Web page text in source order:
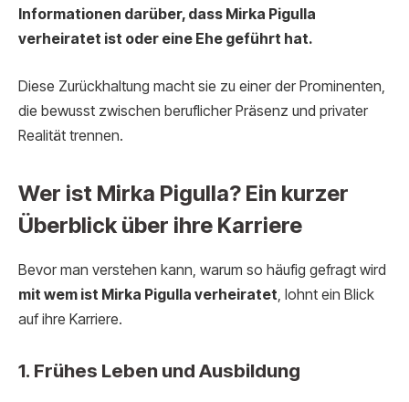
Informationen darüber, dass Mirka Pigulla
verheiratet ist oder eine Ehe geführt hat.
Diese Zurückhaltung macht sie zu einer der Prominenten,
die bewusst zwischen beruflicher Präsenz und privater
Realität trennen.
Wer ist Mirka Pigulla? Ein kurzer
Überblick über ihre Karriere
Bevor man verstehen kann, warum so häufig gefragt wird
mit wem ist Mirka Pigulla verheiratet, lohnt ein Blick
auf ihre Karriere.
1. Frühes Leben und Ausbildung